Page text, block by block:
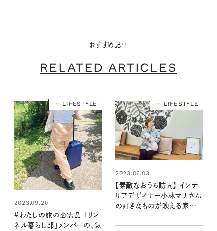
おすすめ記事
RELATED ARTICLES
LIFESTYLE
2023.09.20
#わたしの旅の必需品 「リン
ネル暮らし部」メンバーの、気
LIFESTYLE
2023.06.03
【素敵なおうち訪問】 インテ
リアデザイナー小林マナさん
の好きなものが映える家づく